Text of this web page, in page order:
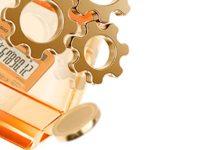
«Виды мероприятий» и
территории»;
процессов обработки
2-х маршрутов).